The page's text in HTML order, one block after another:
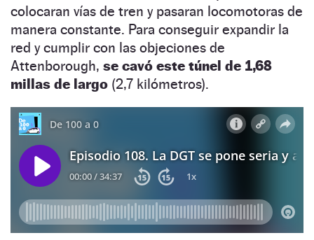
colocaran vías de tren y pasaran locomotoras de
manera constante. Para conseguir expandir la
red y cumplir con las objeciones de
Attenborough, se cavó este túnel de 1,68
millas de largo (2,7 kilómetros).